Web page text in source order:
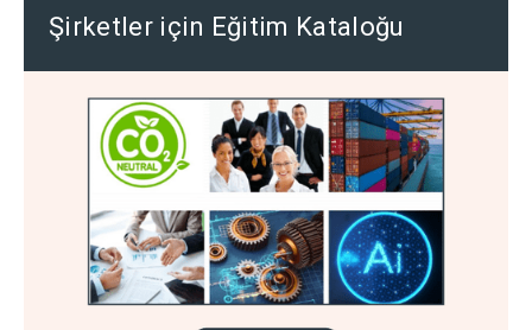
Şirketler için Eğitim Kataloğu